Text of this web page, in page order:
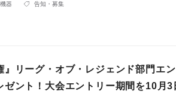
器 告知・募集
』リーグ・オブ・レジェンド部門エ
ント！大会エントリー期間を10月3